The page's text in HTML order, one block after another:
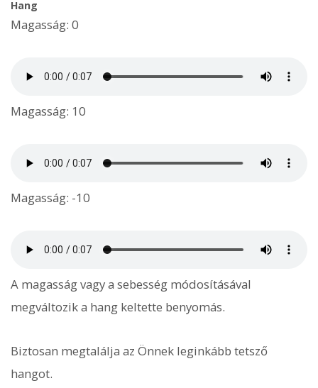
Hang
Magasság: 0
Magasság: 10
Magasság: -10
A magasság vagy a sebesség módosításával
megváltozik a hang keltette benyomás.
Biztosan megtalálja az Önnek leginkább tetsző
hangot.